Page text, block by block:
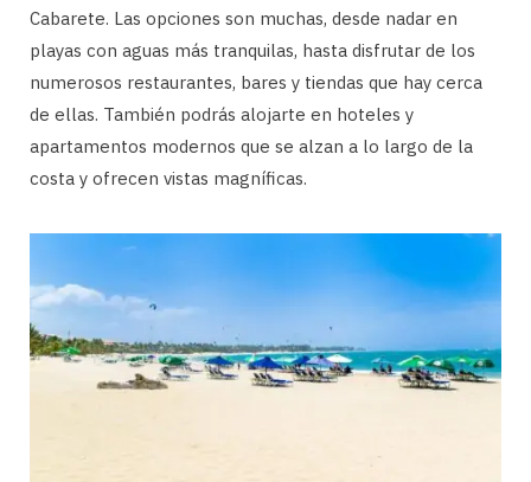
Cabarete. Las opciones son muchas, desde nadar en
playas con aguas más tranquilas, hasta disfrutar de los
numerosos restaurantes, bares y tiendas que hay cerca
de ellas. También podrás alojarte en hoteles y
apartamentos modernos que se alzan a lo largo de la
costa y ofrecen vistas magníficas.